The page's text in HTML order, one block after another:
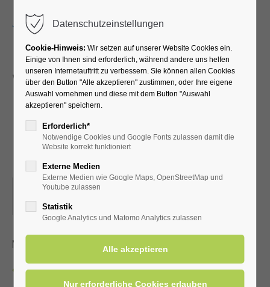
Vortrag Lisa Hagedorn -
"Ernährung bei
rheumatischen
Erkrankungen"
05.12.2025, 15:00
ORT: KURHALLE
Mit Kur-/Einwohnerkarte frei, ohne 3,00 €
Zurück
Datenschutzeinstellungen
Cookie-Hinweis: Wir setzen auf unserer Website Cookies ein.
Einige von Ihnen sind erforderlich, während andere uns helfen
unseren Internetauftritt zu verbessern. Sie können allen Cookies
über den Button "Alle akzeptieren" zustimmen, oder Ihre eigene
Auswahl vornehmen und diese mit dem Button "Auswahl
akzeptieren" speichern.
Erforderlich*
Notwendige Cookies und Google Fonts zulassen damit die
Website korrekt funktioniert
Externe Medien
Externe Medien wie Google Maps, OpenStreetMap und
Youtube zulassen
Statistik
Google Analytics und Matomo Analytics zulassen